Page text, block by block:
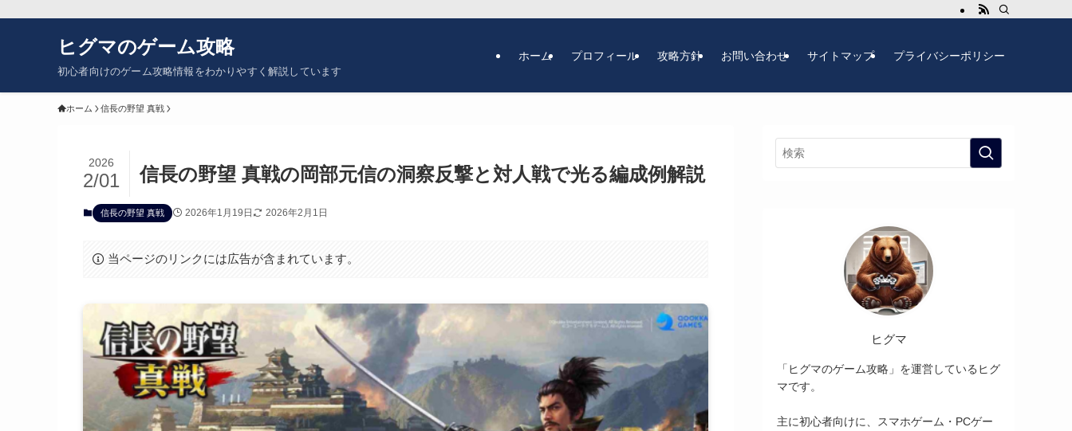
ヒグマのゲーム攻略
初心者向けのゲーム攻略情報をわかりやすく解説しています
ホーム プロフィール 攻略方針 お問い合わせ サイトマップ プライバシーポリシー
ホーム 信長の野望 真戦
信長の野望 真戦の岡部元信の洞察反撃と対人戦で光る編成例解説
2026
2/01
信長の野望 真戦 2026年1月19日 2026年2月1日
当ページのリンクには広告が含まれています。
ヒグマ
「ヒグマのゲーム攻略」を運営しているヒグ
マです。
主に初心者向けに、スマホゲーム・PCゲー